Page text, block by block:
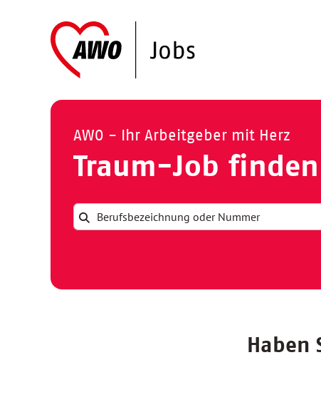
AWO - Ihr Arbeitgeber mit Herz
Traum-Job
Haben